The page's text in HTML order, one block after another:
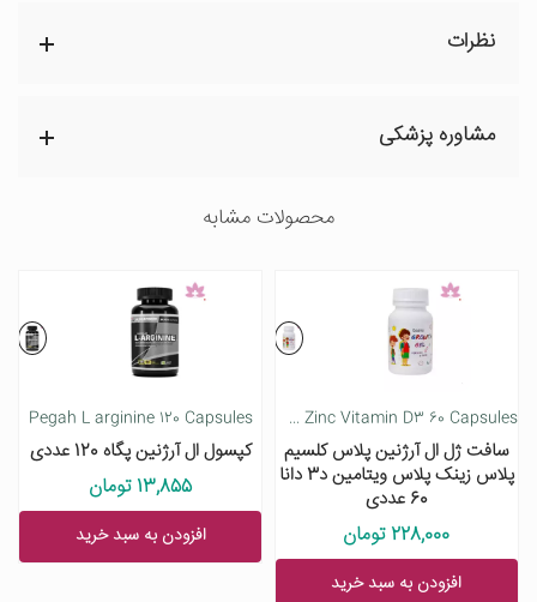
نظرات
مشاوره پزشکی
محصولات مشابه
Dana L Arginine Calcium Zinc Vitamin D3 60 Capsules
سافت ژل ال آرژنین پلاس کلسیم
پلاس زینک پلاس ویتامین د3 دانا
60 عددی
228,000 تومان
افزودن به سبد خرید
Pegah L arginine 120 Capsules
کپسول ال آرژنین پگاه 120 عددی
13,855 تومان
افزودن به سبد خرید